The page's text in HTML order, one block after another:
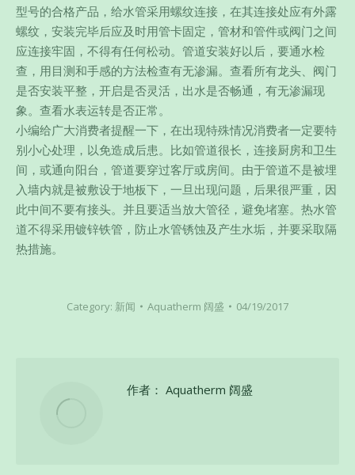
型号的合格产品，给水管采用螺纹连接，在其连接处应有外露
螺纹，安装完毕后应及时用管卡固定，管材和管件或阀门之间
应连接牢固，不得有任何松动。管道安装好以后，要通水检
查，用目测和手感的方法检查有无渗漏。查看所有龙头、阀门
是否安装平整，开启是否灵活，出水是否畅通，有无渗漏现
象。查看水表运转是否正常。
小编给广大消费者提醒一下，在出现特殊情况消费者一定要特
别小心处理，以免造成后患。比如管道很长，连接厨房和卫生
间，或通向阳台，管道要穿过客厅或房间。由于管道不是被埋
入墙内就是被敷设于地板下，一旦出现问题，后果很严重，因
此中间不要有接头。并且要适当放大管径，避免堵塞。热水管
道不得采用镀锌铁管，防止水管锈蚀及产生水垢，并要采取隔
热措施。
Category: 新闻 Aquatherm 阔盛 04/19/2017
作者： Aquatherm 阔盛